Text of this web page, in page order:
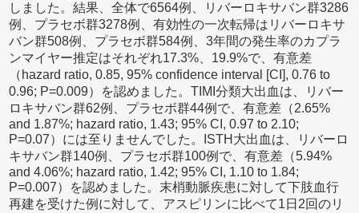
しました。結果、全体で6564例、リバーロキサバン群3286
例、プラセボ群3278例、有効性の一次転帰はリバーロキサ
バン群508例、プラセボ群584例、3年間の発生率のカプラ
ンマイヤー推定はそれぞれ17.3%、19.9%で、有意差
（hazard ratio, 0.85, 95% confidence interval [CI], 0.76 to
0.96; P=0.009）を認めました。TIMI分類大出血は、リバー
ロキサバン群62例、プラセボ群44例で、有意差（2.65%
and 1.87%; hazard ratio, 1.43; 95% CI, 0.97 to 2.10;
P=0.07）には至りませんでした。ISTH大出血は、リバーロ
キサバン群140例、プラセボ群100例で、有意差（5.94%
and 4.06%; hazard ratio, 1.42; 95% CI, 1.10 to 1.84;
P=0.007）を認めました。末梢動脈疾患に対して下肢血行
再建を受けた例に対して、アスピリンに比べて1日2回のリ